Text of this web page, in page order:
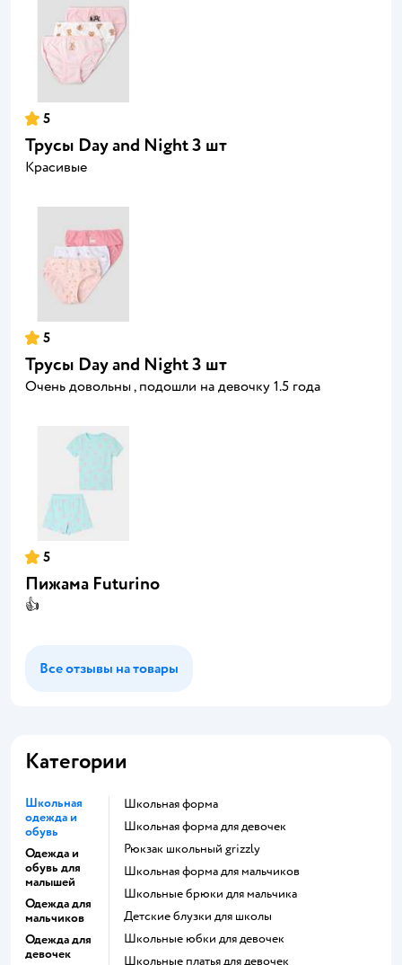
5
Трусы Day and Night 3 шт
Красивые
5
Трусы Day and Night 3 шт
Очень довольны , подошли на девочку 1.5 года
5
Пижама Futurino
👍
Все отзывы на товары
Категории
Школьная
одежда и
обувь
Одежда и
обувь для
малышей
Одежда для
мальчиков
Одежда для
девочек
Школьная форма
Школьная форма для девочек
Рюкзак школьный grizzly
Школьная форма для мальчиков
Школьные брюки для мальчика
Детские блузки для школы
Школьные юбки для девочек
Школьные платья для девочек